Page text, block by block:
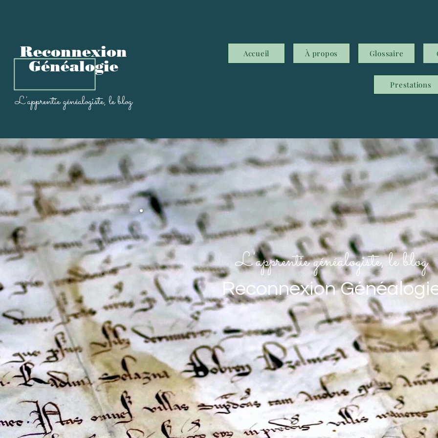
Reconnexion
Généalogie
L'apprentie généalogiste, le blog
Accueil À propos Glossaire
Prestations
L'apprentie généalogiste, le blog
Reconnexion